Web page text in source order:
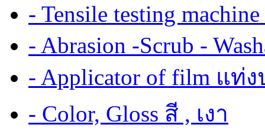
- Tensile testing
- Abrasion -Scrub -
- Applicator of film แท่
- Color, Gloss สี , เงา